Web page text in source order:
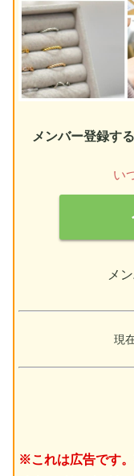
メンバー登録す
い
メ
現
※これは広告です